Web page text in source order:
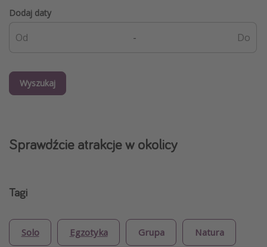
Dodaj daty
-
Wyszukaj
Sprawdźcie atrakcje w okolicy
Tagi
Solo Egzotyka Grupa Natura